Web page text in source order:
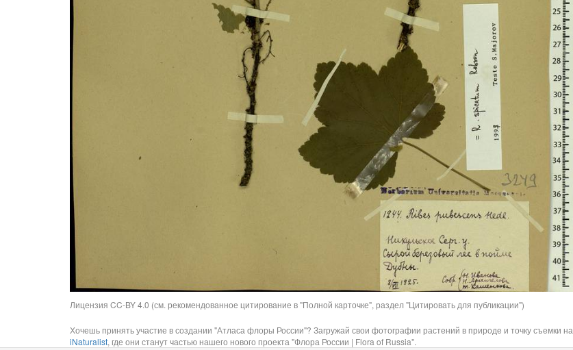
Лицензия CC-BY 4.0 (см. рекомендованное цитирование в "Полной карточке", раздел "Цитировать для публикации")
Хочешь принять участие в создании "Атласа флоры России"? Загружай свои фотографии растений в природе и точку съемки на
iNaturalist, где они станут частью нашего нового проекта "Флора России | Flora of Russia".